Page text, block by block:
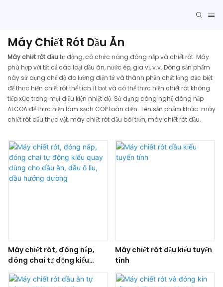
Máy Chiết Rót Dầu Ăn
Máy chiết rót dầutự động, có chức năng đóng nắp và chiết rót. Máy
phù hợp với tất cả các loại dầu ăn, nước ép, gia vị, v.v. Dòng sản phẩm
này sử dụng chế độ đo lường điện tử và thành phần chất lỏng đặc biệt
để thực hiện chiết rót thể tích ít bọt và có thể thực hiện chiết rót không
tiếp xúc trong mọi điều kiện nhiệt độ. Sử dụng công nghệ đóng nắp
ALCOA để thực hiện làm sạch COP toàn diện. Tên sản phẩm khác: máy
chiết rót dầu thực vật, máy chiết rót dầu bôi trơn, máy chiết rót dầu.
Máy chiết rót, đóng nắp,
đóng chai tự động kiểu
quay dùng cho dầu ăn, dầu
ô liu, dầu hướng dương
Máy chiết rót dầu kiểu tuyến
tính